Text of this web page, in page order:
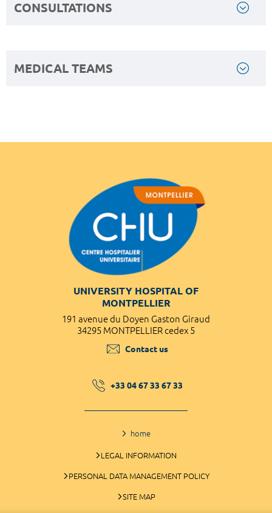
CONSULTATIONS
MEDICAL TEAMS
UNIVERSITY HOSPITAL OF
MONTPELLIER
191 avenue du Doyen Gaston Giraud
34295 MONTPELLIER cedex 5
Contact us
+33 04 67 33 67 33
home
LEGAL INFORMATION
PERSONAL DATA MANAGEMENT POLICY
SITE MAP